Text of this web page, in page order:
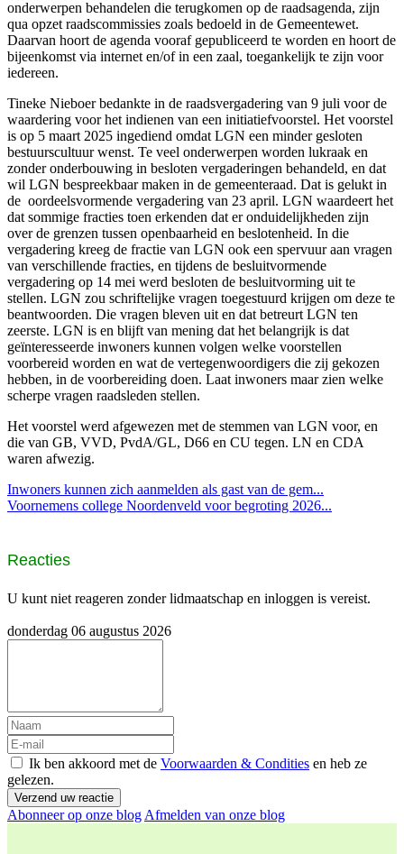
onderwerpen behandelen die terugkomen op de raadsagenda, zijn
qua opzet raadscommissies zoals bedoeld in de Gemeentewet.
Daarvan hoort de agenda vooraf gepubliceerd te worden en hoort de
bijeenkomst via internet en/of in een zaal, toegankelijk te zijn voor
iedereen.
Tineke Nieboer bedankte in de raadsvergadering van 9 juli voor de
waardering voor het indienen van een initiatiefvoorstel. Het voorstel
is op 5 maart 2025 ingediend omdat LGN een minder gesloten
bestuurscultuur wenst. Te veel onderwerpen worden lukraak en
zonder onderbouwing in besloten vergaderingen behandeld, en dat
wil LGN bespreekbaar maken in de gemeenteraad. Dat is gelukt in
de oordeelsvormende vergadering van 23 april. LGN waardeert het
dat sommige fracties toen erkenden dat er onduidelijkheden zijn
over de grenzen tussen openbaarheid en beslotenheid. In die
vergadering kreeg de fractie van LGN ook een spervuur aan vragen
van verschillende fracties, en tijdens de besluitvormende
vergadering op 14 mei werd besloten de besluitvorming uit te
stellen. LGN zou schriftelijke vragen toegestuurd krijgen om deze te
beantwoorden. Die vragen bleven uit en dat betreurt LGN ten
zeerste. LGN is en blijft van mening dat het belangrijk is dat
geïnteresseerde inwoners kunnen volgen welke voorstellen
voorbereid worden en wat de vertegenwoordigers die zij gekozen
hebben, in de voorbereiding doen. Laat inwoners maar zien welke
scherpe vragen raadsleden stellen.
Het voorstel werd afgewezen met de stemmen van LGN voor, en
die van GB, VVD, PvdA/GL, D66 en CU tegen. LN en CDA
waren afwezig.
Inwoners kunnen zich aanmelden als gast van de gem...
Voornemens college Noordenveld voor begroting 2026...
Reacties
U kunt niet reageren zonder lidmaatschap en inloggen is vereist.
donderdag 06 augustus 2026
Ik ben akkoord met de Voorwaarden & Condities en heb ze
gelezen.
Verzend uw reactie
Abonneer op onze blog Afmelden van onze blog